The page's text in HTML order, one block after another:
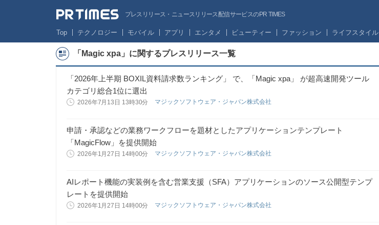
プレスリリース・ニュースリリース配信サービスのPR TIMES
Top テクノロジー モバイル アプリ エンタメ ビューティー ファッション ライフスタイル
「Magic xpa」に関するプレスリリース一覧
「2026年上半期 BOXIL資料請求数ランキング」 で、「Magic xpa」 が超高速開発ツール
カテゴリ総合1位に選出
2026年7月13日 13時30分 マジックソフトウェア・ジャパン株式会社
申請・承認などの業務ワークフローを題材としたアプリケーションテンプレート
「MagicFlow」を提供開始
2026年1月27日 14時00分 マジックソフトウェア・ジャパン株式会社
AIレポート機能の実装例を含む営業支援（SFA）アプリケーションのソース公開型テンプ
レートを提供開始
2026年1月27日 14時00分 マジックソフトウェア・ジャパン株式会社